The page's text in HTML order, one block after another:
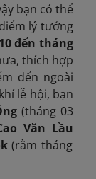
bạn có thể
lý tưởng
đến tháng
thích hợp
đến ngoài
lễ hội, bạn
(tháng 03
Văn Lầu
(rằm tháng